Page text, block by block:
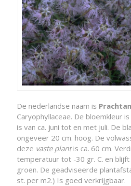
De nederlandse naam is
Caryophyllaceae. De bloemkleur
is van ca. juni tot en met juli. De
ongeveer 20 cm. hoog. De
deze vaste plantis ca. 60 cm.
temperatuur tot -30 gr. C. en
groen. De geadviseerde
st. per m2.) Is goed verkrijgbaar.